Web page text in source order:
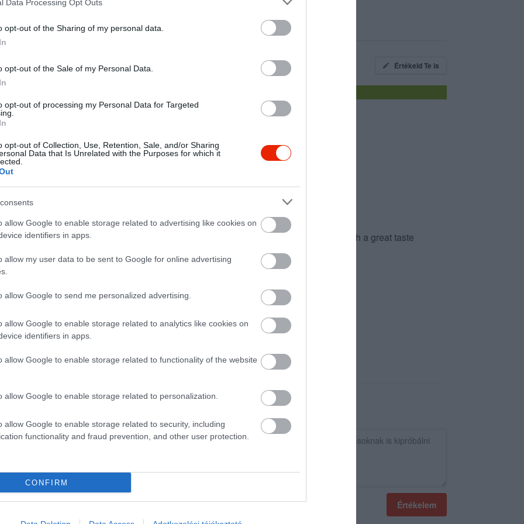
Data Processing Opt Outs
opt-out of the Sharing of my personal data.
opt-out of the Sale of my Personal Data.
opt-out of processing my Personal Data for Targeted
opt-out of Collection, Use, Retention, Sale, and/or Sharing
Data that Is Unrelated with the Purposes for which it
allow Google to enable storage related to advertising like cookies on
identifiers in apps.
allow my user data to be sent to Google for online advertising
allow Google to send me personalized advertising.
allow Google to enable storage related to analytics like cookies on
identifiers in apps.
allow Google to enable storage related to functionality of the website
allow Google to enable storage related to personalization.
allow Google to enable storage related to security, including
functionality and fraud prevention, and other user protection.
CONFIRM
Értékeld Te is
menus.
myself, but even their burger looked so deliscious, that i needed to try. One friend, with a great taste
so popular!
it
Értékelem